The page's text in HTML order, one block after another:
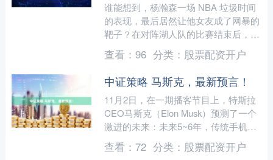
谁能想到，杨瀚森一场 NBA 垃圾时间
的表现，最后居然让他女友成了网暴的
靶子？在对阵湖人队的比赛结束后，大
家也看到了杨瀚森和女友都是遭到了球
迷们的围攻了。因为这....
查看： 96 分类： 股票配资开户
中证策略 马斯克，最新预言！
11月2日，在一期播客节目上，特斯拉
CEO马斯克（Elon Musk）预测了一个
激进的未来：未来5~6年，传统手机与
App将消失，人类所消费的大多数内容
都将由A....
查看： 72 分类： 股票配资开户